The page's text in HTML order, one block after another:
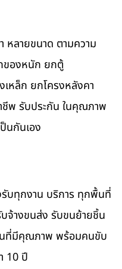
หลายขนาด ตามความ
ของหนัก ยกตู้
เหล็ก ยกโครงหลังคา
ชีพ รับประกัน ในคุณภาพ
นกันเอง
รับทุกงาน บริการ ทุกพื้นที่
จ้างขนส่ง รับขนย้ายชิ้น
ที่มีคุณภาพ พร้อมคนขับ
10 ปี